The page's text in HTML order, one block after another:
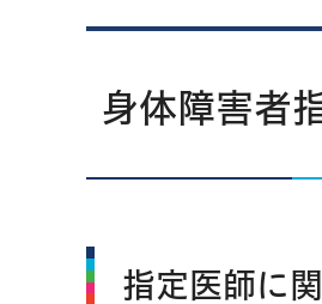
身体障害者
指定医師に